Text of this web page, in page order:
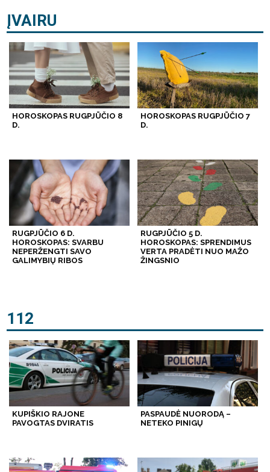
ĮVAIRU
HOROSKOPAS RUGPJŪČIO 8
D.
HOROSKOPAS RUGPJŪČIO 7
D.
RUGPJŪČIO 6 D.
HOROSKOPAS: SVARBU
NEPERŽENGTI SAVO
GALIMYBIŲ RIBOS
RUGPJŪČIO 5 D.
HOROSKOPAS: SPRENDIMUS
VERTA PRADĖTI NUO MAŽO
ŽINGSNIO
112
KUPIŠKIO RAJONE
PAVOGTAS DVIRATIS
PASPAUDĖ NUORODĄ –
NETEKO PINIGŲ